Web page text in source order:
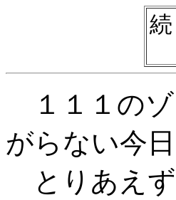
１１１のゾ
がらない今
とりあえず